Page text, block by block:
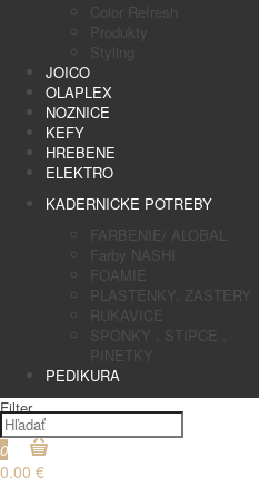
Color Refresh
Produkty
Styling
JOICO
OLAPLEX
NOZNICE
KEFY
HREBENE
ELEKTRO
KADERNICKE POTREBY
FARBENIE/ ALOBAL
Farby NASHI
FOAMIE
PLASTENKY, ZASTERY
RUKAVICE
SPONKY , STIPCE ,
PINETKY
PEDIKURA
Filter
0
0.00 €